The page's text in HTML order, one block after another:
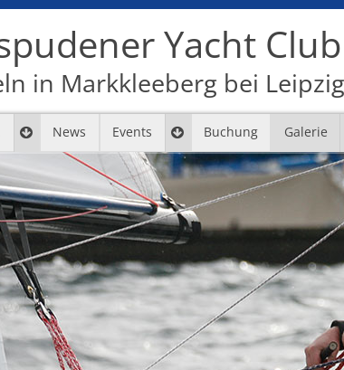
Yacht
in Markkleeberg bei Leipzig
News Events Buchung Galerie